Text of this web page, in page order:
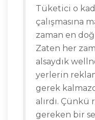
Tüketici o
çalışmasına
zaman en
Zaten her
alsaydık
yerlerin
gerek
alırdı. Çünkü
gereken bir